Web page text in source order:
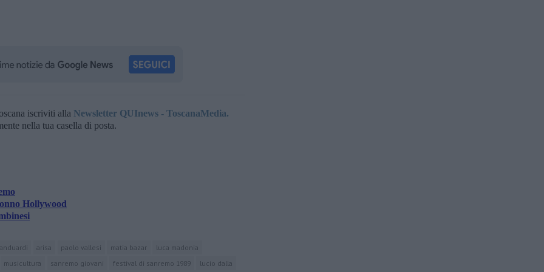
iscriviti alla Newsletter QUInews - ToscanaMedia.
nella tua casella di posta.
Hollywood
arisa paolo vallesi matia bazar
luca madonia
musicultura
sanremo giovani festival di sanremo 1989 lucio dalla